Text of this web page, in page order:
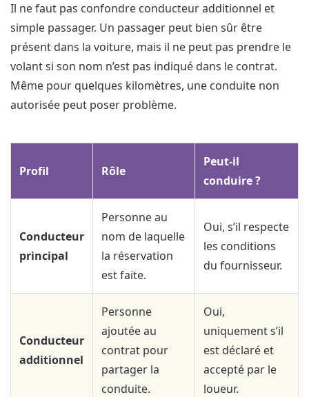
Il ne faut pas confondre conducteur additionnel et
simple passager. Un passager peut bien sûr être
présent dans la voiture, mais il ne peut pas prendre le
volant si son nom n’est pas indiqué dans le contrat.
Même pour quelques kilomètres, une conduite non
autorisée peut poser problème.
Profil Rôle
Peut-il
conduire ?
Conducteur
principal
Personne au
nom de laquelle
la réservation
est faite.
Oui, s’il respecte
les conditions
du fournisseur.
Conducteur
additionnel
Personne
ajoutée au
contrat pour
partager la
conduite.
Oui,
uniquement s’il
est déclaré et
accepté par le
loueur.